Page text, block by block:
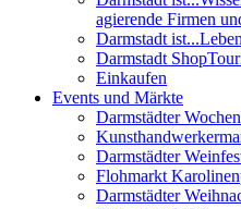
agierende Firmen
Darmstadt ist...Leben
Darmstadt Shop
Einkaufen
Events und Märkte
Darmstädter
Darmstädter
Flohmarkt
Darmstädter